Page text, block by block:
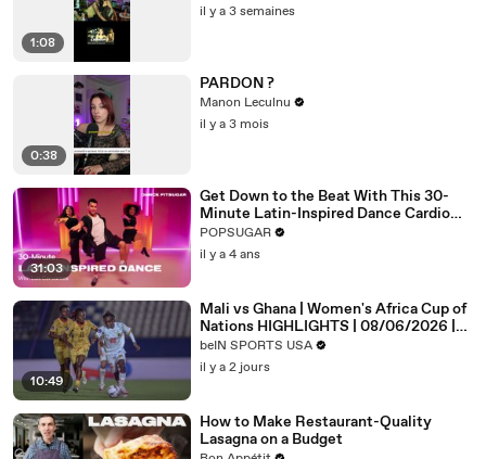
1:08
il y a 3 semaines
0:38
PARDON ?
Manon Leculnu
il y a 3 mois
31:03
Get Down to the Beat With This 30-
Minute Latin-Inspired Dance Cardio
Routine
POPSUGAR
il y a 4 ans
10:49
Mali vs Ghana | Women's Africa Cup of
Nations HIGHLIGHTS | 08/06/2026 |
bien SPORTS USA
beIN SPORTS USA
il y a 2 jours
How to Make Restaurant-Quality
Lasagna on a Budget